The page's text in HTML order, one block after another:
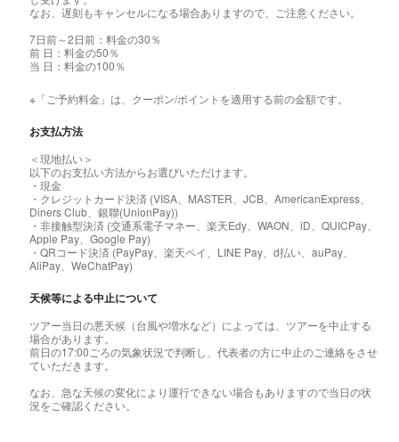
なお、遅刻もキャンセルになる場合ありますので、ご注意ください。
7日前～2日前：料金の30％
前 日：料金の50％
当 日：料金の100％
※「ご予約料金」は、クーポン/ポイントを適用する前の金額です。
お支払方法
＜現地払い＞
以下のお支払い方法からお選びいただけます。
・現金
・クレジットカード決済 (VISA、MASTER、JCB、AmericanExpress、
Diners Club、銀聯(UnionPay))
・非接触型決済 (交通系電子マネー、楽天Edy、WAON、iD、QUICPay、
Apple Pay、Google Pay)
・QRコード決済 (PayPay、楽天ペイ、LINE Pay、d払い、auPay、
AliPay、WeChatPay)
天候等による中止について
ツアー当日の悪天候（台風や増水など）によっては、ツアーを中止する
場合があります。
前日の17:00ごろの気象状況で判断し、代表者の方に中止のご連絡をさせ
ていただきます。
なお、急な天候の変化により運行できない場合もありますので当日の状
況をご確認ください。